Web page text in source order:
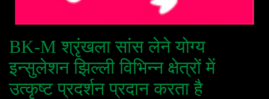
BK-M श्रृंखला सांस लेने योग्य
इन्सुलेशन झिल्ली विभिन्न क्षेत्रों में
उत्कृष्ट प्रदर्शन प्रदान करता है